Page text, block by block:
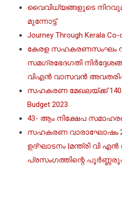
വൈവിധ്യങ്ങളുടെ
മുന്നോട്ട്
Journey Through Kerala Co-
കേരള സഹകരണസംഘം
സമഗ്രഭേദഗതി
വിഎൻ വാസവൻ
സഹകരണ മേഖലയ്ക്ക്
Budget 2023
43- ആം നിക്ഷേപ
സഹകരണ വാരാഘോഷം
ഉദ്ഘാടനം |മന്ത്രി വി
പ്രസംഗത്തിന്റെ